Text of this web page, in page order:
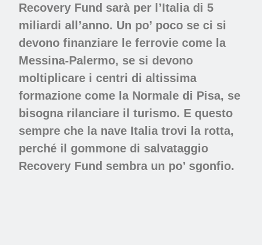
Recovery Fund sarà per l’Italia di 5
miliardi all’anno. Un po’ poco se ci si
devono finanziare le ferrovie come la
Messina-Palermo, se si devono
moltiplicare i centri di altissima
formazione come la Normale di Pisa, se
bisogna rilanciare il turismo. E questo
sempre che la nave Italia trovi la rotta,
perché il gommone di salvataggio
Recovery Fund sembra un po’ sgonfio.